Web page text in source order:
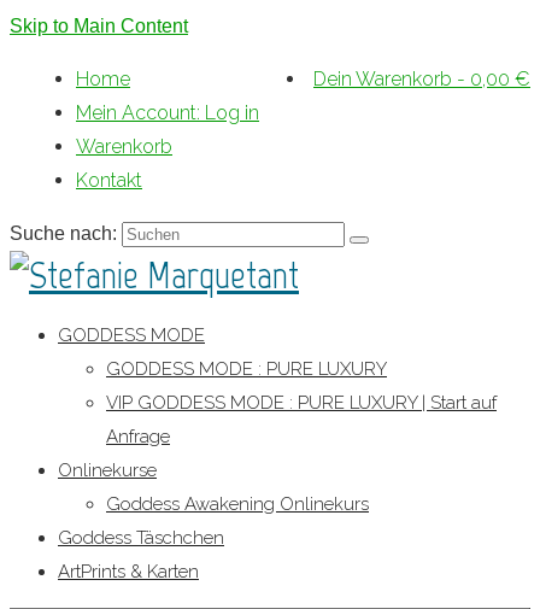
Skip to Main Content
Home
Mein Account: Log in
Warenkorb
Kontakt
Dein Warenkorb - 0,00 €
Suche nach:
GODDESS MODE
GODDESS MODE : PURE LUXURY
VIP GODDESS MODE : PURE LUXURY | Start auf
Anfrage
Onlinekurse
Goddess Awakening Onlinekurs
Goddess Täschchen
ArtPrints & Karten